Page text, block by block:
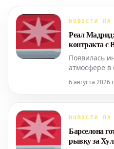
НОВОСТИ ЛА
Реал
контракта
растет после
Появилась
атмосфере в
Жуниора в
среду. С
6 августа 2026
НОВОСТИ ЛА
Барселона
рывку за